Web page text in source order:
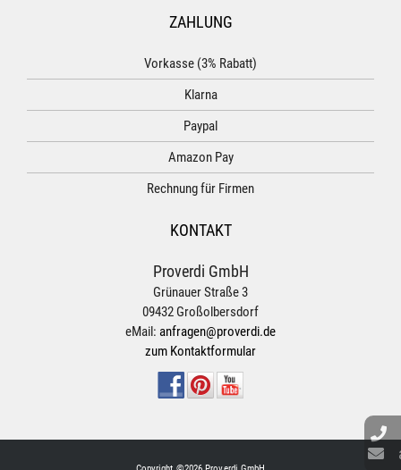
ZAHLUNG
Vorkasse (3% Rabatt)
Klarna
Paypal
Amazon Pay
Rechnung für Firmen
KONTAKT
Proverdi GmbH
Grünauer Straße 3
09432 Großolbersdorf
eMail: anfragen@proverdi.de
zum Kontaktformular